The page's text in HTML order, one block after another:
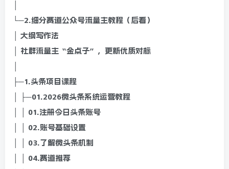
└─2.细分赛道公众号流量主教程（后看）
│ 大纲写作法
│ 社群流量主“金点子”，更新优质对标
├─1.头条项目课程
│ ├─01.2026微头条系统运营教程
│ │ 01.注册今日头条账号
│ │ 02.账号基础设置
│ │ 03.了解微头条机制
│ │ 04.赛道推荐